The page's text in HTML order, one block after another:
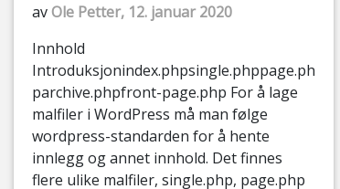
avOle Petter, 12. januar 2020
Innhold
Introduksjonindex.phpsingle.phppage.ph
parchive.phpfront-page.php For å lage
malfiler i WordPress må man følge
wordpress-standarden for å hente
innlegg og annet innhold. Det finnes
flere ulike malfiler, single.php, page.php